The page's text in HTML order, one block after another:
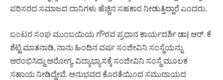
ಪರಿಸರದ ಸಮಾಜದ ದಾನಿಗಳು ಹೆಚ್ಚಿನ ಸಹಕಾರ ನೀಡುತ್ತಿದ್ದಾರೆ ಎಂದರು.
ಬಂಟರ ಸಂಘ ಮುಂಬಯಿಯ ಗೌರವ ಪ್ರಧಾನ ಕಾರ್ಯದರ್ಶಿ ಡಾ| ಆರ್. ಕೆ
ಶೆಟ್ಟಿ ಮಾತನಾಡಿ, ನಾನು ಹಿಂದಿನ ವರ್ಷ ಸಂಜೀವಿನಿ ಸಂಸ್ಥೆಯನ್ನು
ಆರಂಭಿಸಿದ್ದು ಅರೋಗ್ಯ, ವಿದ್ಯಾಭ್ಯಾಸಕ್ಕೆ ಸಂಜೀವಿನಿ ಸಂಸ್ಥೆ ಮೂಲಕ
ಸಹಾಯ ನೀಡಿದ್ದೇವೆ. ಅನುಭವದ ಕೊರತೆಯಿಂದ ಸಮುದಾಯದ